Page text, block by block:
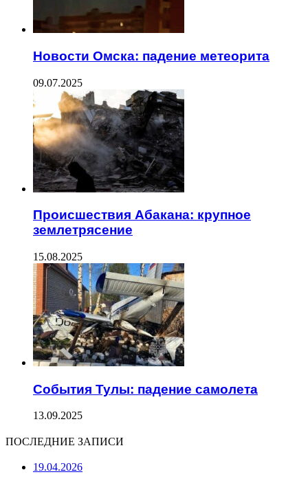
Новости Омска: падение метеорита
09.07.2025
Происшествия Абакана: крупное
землетрясение
15.08.2025
События Тулы: падение самолета
13.09.2025
ПОСЛЕДНИЕ ЗАПИСИ
19.04.2026